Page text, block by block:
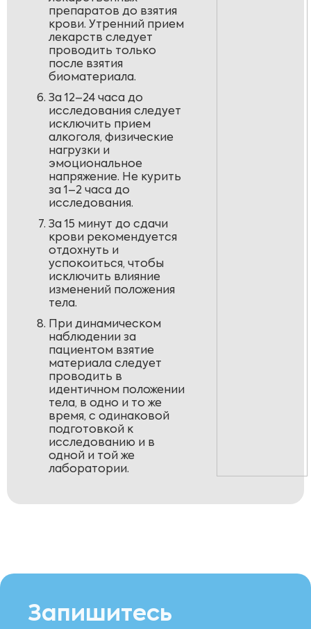
препаратов до взятия
крови. Утренний прием
лекарств следует
проводить только
после взятия
биоматериала.
За 12–24 часа до
исследования следует
исключить прием
алкоголя, физические
нагрузки и
эмоциональное
напряжение. Не курить
за 1–2 часа до
исследования.
За 15 минут до сдачи
крови рекомендуется
отдохнуть и
успокоиться, чтобы
исключить влияние
изменений положения
тела.
При динамическом
наблюдении за
пациентом взятие
материала следует
проводить в
идентичном положении
тела, в одно и то же
время, с одинаковой
подготовкой к
исследованию и в
одной и той же
лаборатории.
Запишитесь